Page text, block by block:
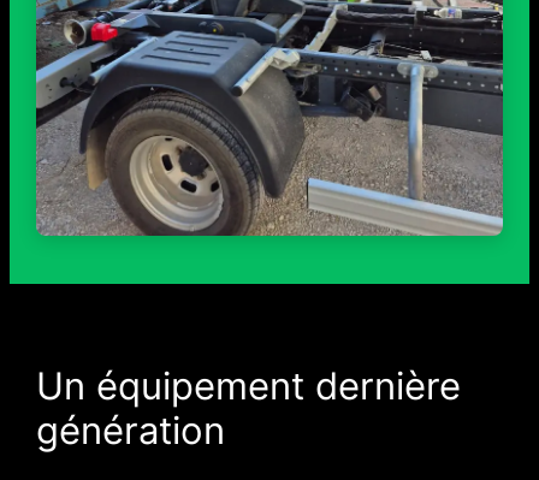
Un équipement dernière
génération